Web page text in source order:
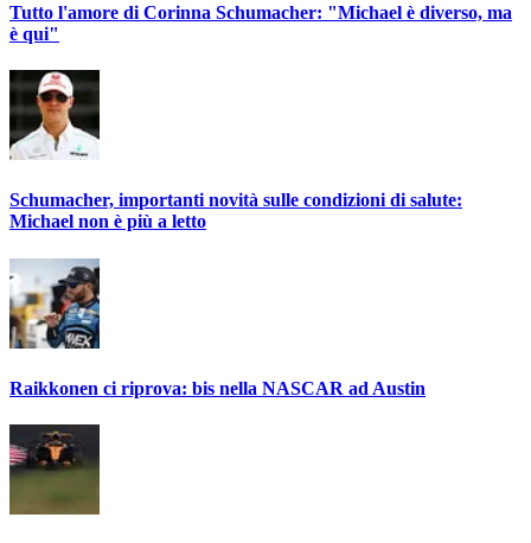
Tutto l'amore di Corinna Schumacher: "Michael è diverso, ma
è qui"
Schumacher, importanti novità sulle condizioni di salute:
Michael non è più a letto
Raikkonen ci riprova: bis nella NASCAR ad Austin